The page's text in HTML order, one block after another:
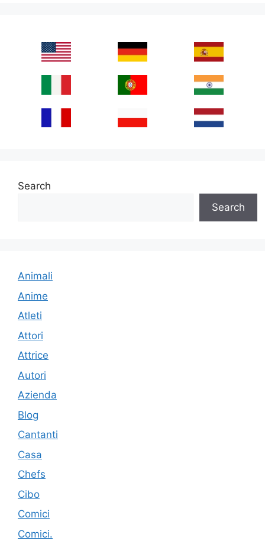
Search
Search
Animali
Anime
Atleti
Attori
Attrice
Autori
Azienda
Blog
Cantanti
Casa
Chefs
Cibo
Comici
Comici.